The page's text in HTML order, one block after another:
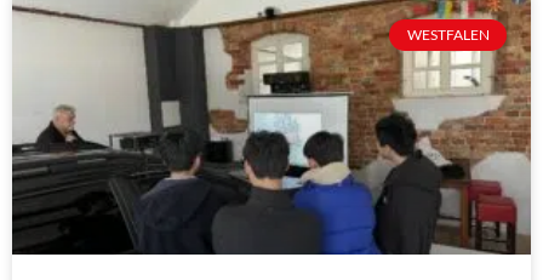
WESTFALEN